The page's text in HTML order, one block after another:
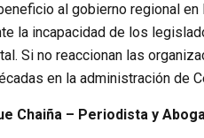
al gobierno regional
la incapacidad de los
Si no reaccionan las
en la administración de
Chaiña – Periodista y